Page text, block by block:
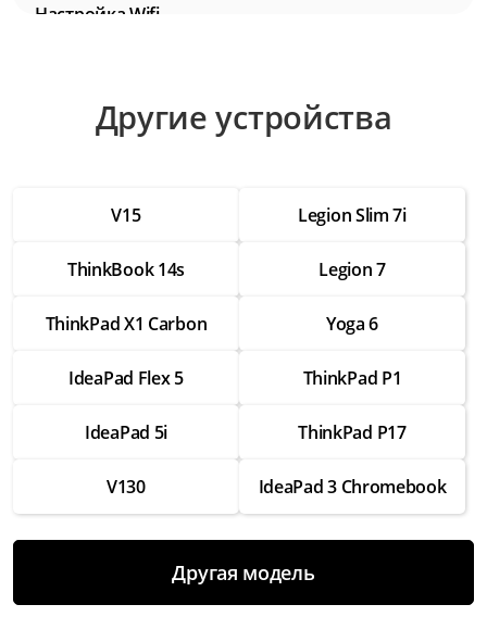
Настройка Wifi
от 2 500 ₽
Настройка операционной системы
от 3 500 ₽
от 3 500 ₽
Замена SSD
Замена HDD
Другие устройства
V15 Legion Slim 7i
ThinkBook 14s Legion 7
ThinkPad X1 Carbon Yoga 6
IdeaPad Flex 5 ThinkPad P1
IdeaPad 5i ThinkPad P17
V130 IdeaPad 3 Chromebook
Другая модель